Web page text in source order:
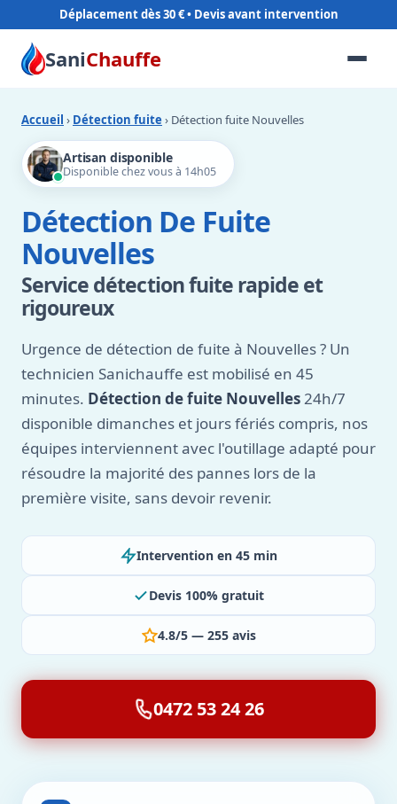
Déplacement dès 30 €
SaniChauffe
Accueil › Détection fuite › Détection fuite Nouvelles
Artisan disponible
Disponible chez vous à 14h05
Détection De Fuite
Nouvelles
Service détection fuite rapide et
rigoureux
Urgence de détection de fuite à Nouvelles ? Un
technicien Sanichauffe est mobilisé en 45
minutes. Détection de fuite Nouvelles24h/7
disponible dimanches et jours fériés compris, nos
équipes interviennent avec l'outillage adapté pour
résoudre la majorité des pannes lors de la
première visite, sans devoir revenir.
Intervention en 45 min
Devis 100% gratuit
4.8/5 — 255 avis
0472 53 24 26